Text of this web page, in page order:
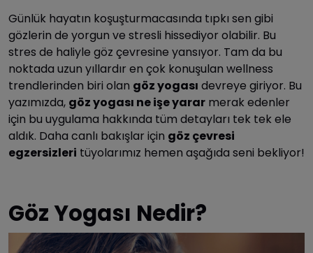
Günlük hayatın koşuşturmacasında tıpkı sen gibi
gözlerin de yorgun ve stresli hissediyor olabilir. Bu
stres de haliyle göz çevresine yansıyor. Tam da bu
noktada uzun yıllardır en çok konuşulan wellness
trendlerinden biri olan göz yogası devreye giriyor. Bu
yazımızda, göz yogası ne işe yarar merak edenler
için bu uygulama hakkında tüm detayları tek tek ele
aldık. Daha canlı bakışlar için göz çevresi
egzersizleri tüyolarımız hemen aşağıda seni bekliyor!
Göz Yogası Nedir?